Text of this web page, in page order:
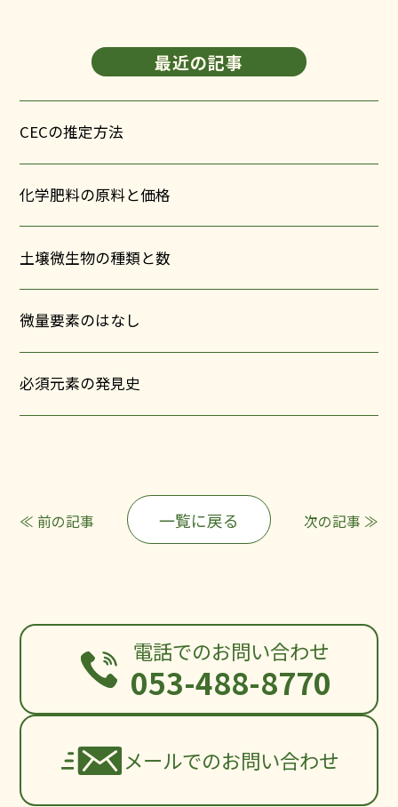
最近の記事
CECの推定方法
化学肥料の原料と価格
土壌微生物の種類と数
微量要素のはなし
必須元素の発見史
≪ 前の記事 一覧に戻る 次の記事 ≫
電話でのお問い合わせ
053-488-8770
メールでのお問い合わせ